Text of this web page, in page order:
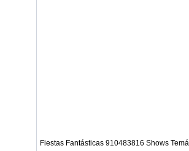
Fiestas Fantásticas 910483816 Shows